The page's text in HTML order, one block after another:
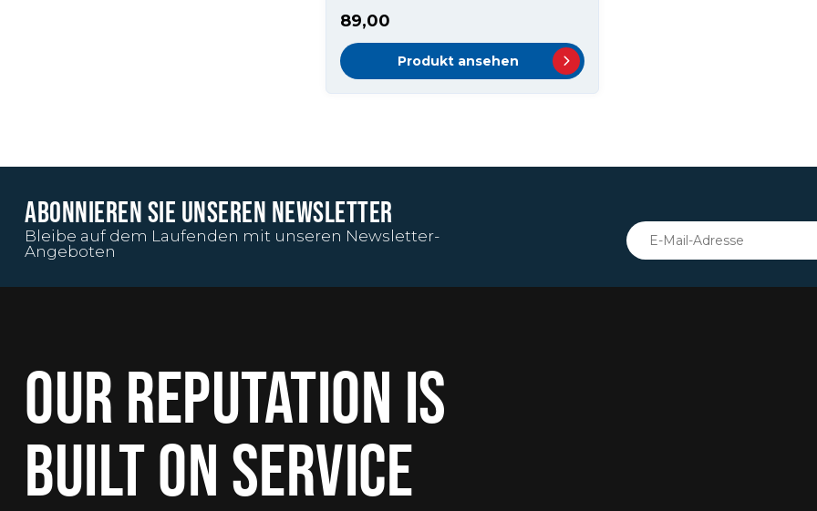
89,00
Produkt ansehen
ABONNIEREN SIE UNSEREN NEWSLETTER
Bleibe auf dem Laufenden mit unseren Newsletter-
Angeboten
OUR REPUTATION IS
BUILT ON SERVICE